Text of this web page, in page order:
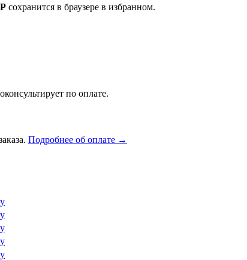
сохранится в браузере в избранном.
по оплате.
Подробнее об оплате →